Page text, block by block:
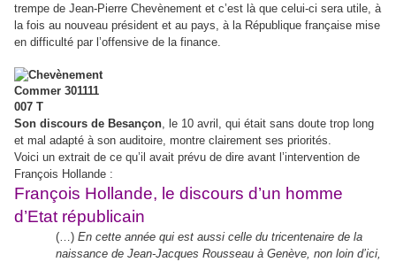
trempe de Jean-Pierre Chevènement et c’est là que celui-ci sera utile, à
la fois au nouveau président et au pays, à la République française mise
en difficulté par l’offensive de la finance.
Son discours de Besançon, le 10 avril, qui était sans doute trop long
et mal adapté à son auditoire, montre clairement ses priorités.
Voici un extrait de ce qu’il avait prévu de dire avant l’intervention de
François Hollande :
François Hollande, le discours d’un homme
d’Etat républicain
(…)En cette année qui est aussi celle du tricentenaire de la
naissance de Jean-Jacques Rousseau à Genève, non loin d’ici,